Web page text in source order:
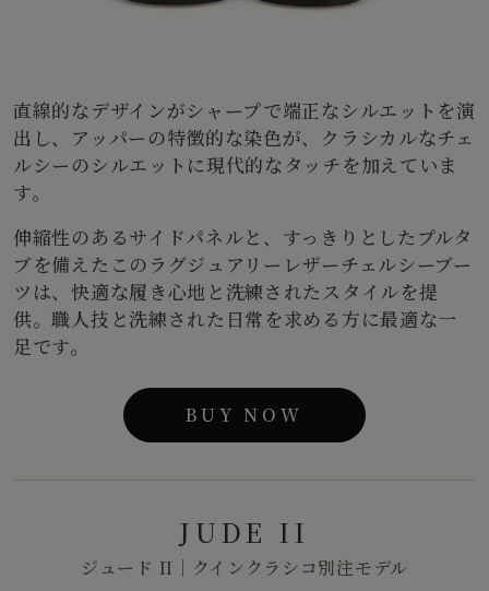
直線的なデザインがシャープで端正なシルエットを演
出し、アッパーの特徴的な染色が、クラシカルなチェ
ルシーのシルエットに現代的なタッチを加えていま
す。
伸縮性のあるサイドパネルと、すっきりとしたプルタ
ブを備えたこのラグジュアリーレザーチェルシーブー
ツは、快適な履き心地と洗練されたスタイルを提
供。職人技と洗練された日常を求める方に最適な一
足です。
BUY NOW
JUDE II
ジュード II｜クインクラシコ別注モデル